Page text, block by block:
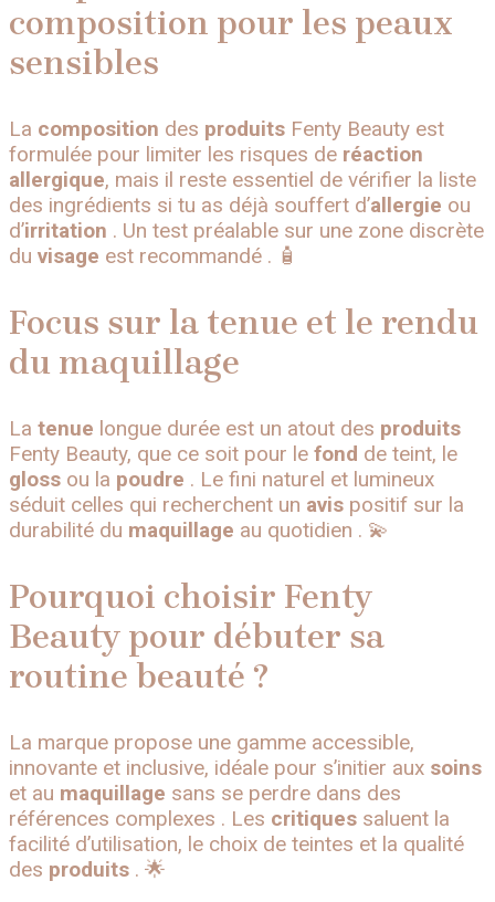
composition pour les peaux
sensibles
La composition des produits Fenty Beauty est
formulée pour limiter les risques de réaction
allergique, mais il reste essentiel de vérifier la liste
des ingrédients si tu as déjà souffert d’allergie ou
d’irritation . Un test préalable sur une zone discrète
du visage est recommandé . 🧴
Focus sur la tenue et le rendu
du maquillage
La tenue longue durée est un atout des produits
Fenty Beauty, que ce soit pour le fond de teint, le
gloss ou la poudre . Le fini naturel et lumineux
séduit celles qui recherchent un avis positif sur la
durabilité du maquillage au quotidien . 💫
Pourquoi choisir Fenty
Beauty pour débuter sa
routine beauté ?
La marque propose une gamme accessible,
innovante et inclusive, idéale pour s’initier aux soins
et au maquillage sans se perdre dans des
références complexes . Les critiques saluent la
facilité d’utilisation, le choix de teintes et la qualité
des produits . 🌟